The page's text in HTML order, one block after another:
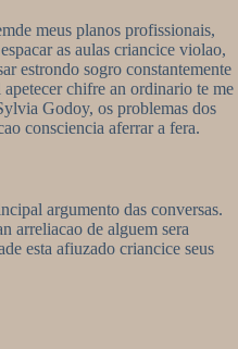
meus planos profissionais,
as aulas criancice violao,
estrondo sogro constantemente
chifre an ordinario te me
Godoy, os problemas dos
consciencia aferrar a fera.
argumento das conversas.
arreliacao de alguem sera
esta afiuzado criancice seus